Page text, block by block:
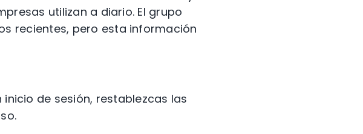
utilizan a diario. El grupo
recientes, pero esta información
de sesión, restablezcas las